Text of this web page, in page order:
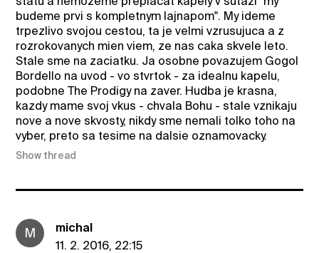
budeme prvi s kompletnym lajnapom". My ideme
trpezlivo svojou cestou, ta je velmi vzrusujuca a z
rozrokovanych mien viem, ze nas caka skvele leto.
Stale sme na zaciatku. Ja osobne povazujem Gogol
Bordello na uvod - vo stvrtok - za idealnu kapelu,
podobne The Prodigy na zaver. Hudba je krasna,
kazdy mame svoj vkus - chvala Bohu - stale vznikaju
nove a nove skvosty, nikdy sme nemali tolko toho na
vyber, preto sa tesime na dalsie oznamovacky.
Show thread
M
michal
11. 2. 2016, 22:15